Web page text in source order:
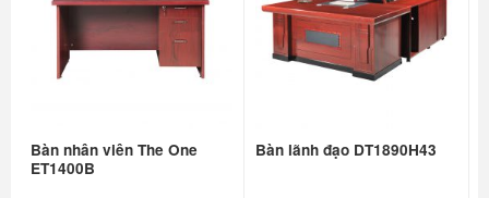
Bàn nhân viên The One
ET1400B
Bàn lãnh đạo DT1890H43